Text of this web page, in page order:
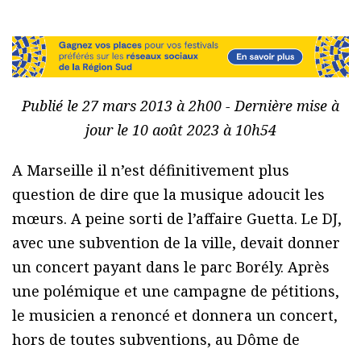
Publié le 27 mars 2013 à 2h00 - Dernière mise à
jour le 10 août 2023 à 10h54
A Marseille il n’est définitivement plus
question de dire que la musique adoucit les
mœurs. A peine sorti de l’affaire Guetta. Le DJ,
avec une subvention de la ville, devait donner
un concert payant dans le parc Borély. Après
une polémique et une campagne de pétitions,
le musicien a renoncé et donnera un concert,
hors de toutes subventions, au Dôme de